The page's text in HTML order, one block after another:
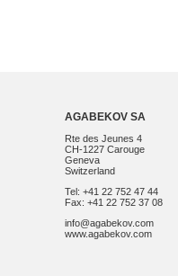
AGABEKOV SA
Rte des Jeunes 4
CH-1227 Carouge
Geneva
Switzerland
Tel: +41 22 752 47 44
Fax: +41 22 752 37 08
info@agabekov.com
www.agabekov.com